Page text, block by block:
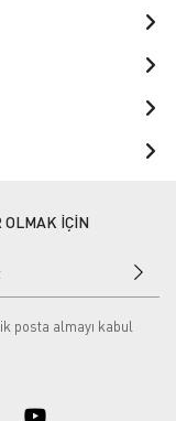
İÇİN
posta almayı kabul